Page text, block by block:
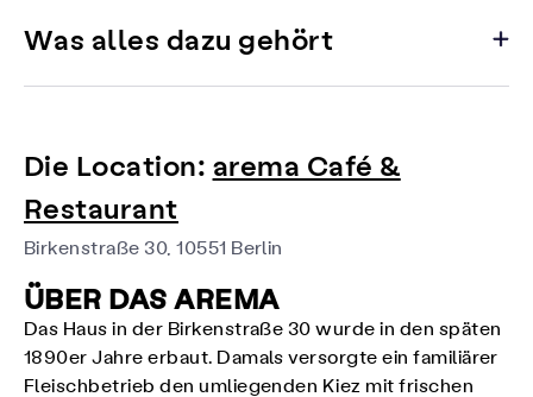
Was alles dazu gehört
Die Location: arema Café &
Restaurant
Birkenstraße 30, 10551 Berlin
ÜBER DAS AREMA
Das Haus in der Birkenstraße 30 wurde in den späten
1890er Jahre erbaut. Damals versorgte ein familiärer
Fleischbetrieb den umliegenden Kiez mit frischen